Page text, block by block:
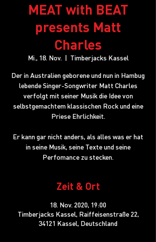
MEAT with BEAT
presents Matt
Charles
Mi., 18. Nov.
  |
Timberjacks Kassel
Der in Australien geborene und nun in Hambug
lebende Singer-Songwriter Matt Charles
verfolgt mit seiner Musik die Idee von
selbstgemachtem klassischen Rock und eine
Priese Ehrlichkeit.
Er kann gar nicht anders, als alles was er hat
in seine Musik, seine Texte und seine
Perfomance zu stecken.
Zeit & Ort
18. Nov. 2020, 19:00
Timberjacks Kassel, Raiffeisenstraße 22,
34121 Kassel, Deutschland